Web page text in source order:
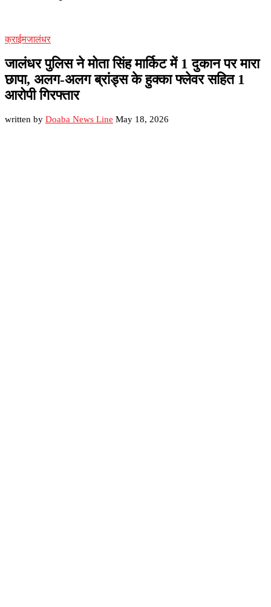
क्राईमजालंधर
जालंधर पुलिस ने मोता सिंह मार्किट में 1 दुकान पर मारा
छापा, अलग-अलग ब्रांड्स के हुक्का फ्लेवर सहित 1
आरोपी गिरफ्तार
written by Doaba News Line May 18, 2026